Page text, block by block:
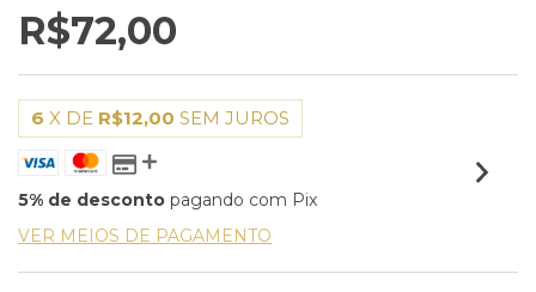
R$72,00
6 X DE R$12,00 SEM JUROS
5% de desconto pagando com Pix
VER MEIOS DE PAGAMENTO